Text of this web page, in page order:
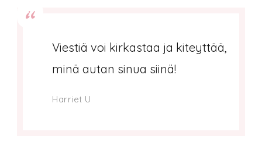
Viestiä voi kirkastaa ja kiteyttää,
minä autan sinua siinä!
Harriet U